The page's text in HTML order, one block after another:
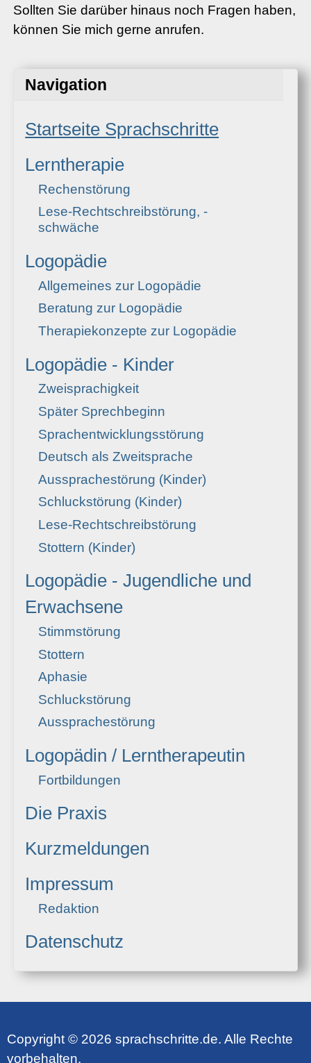
Navigation
Startseite Sprachschritte
Lerntherapie
Rechenstörung
Lese-Rechtschreibstörung, -
schwäche
Logopädie
Allgemeines zur Logopädie
Beratung zur Logopädie
Therapiekonzepte zur Logopädie
Logopädie - Kinder
Zweisprachigkeit
Später Sprechbeginn
Sprachentwicklungsstörung
Deutsch als Zweitsprache
Aussprachestörung (Kinder)
Schluckstörung (Kinder)
Lese-Rechtschreibstörung
Stottern (Kinder)
Logopädie - Jugendliche und
Erwachsene
Stimmstörung
Stottern
Aphasie
Schluckstörung
Aussprachestörung
Logopädin / Lerntherapeutin
Fortbildungen
Die Praxis
Kurzmeldungen
Impressum
Redaktion
Datenschutz
Sollten Sie darüber hinaus noch Fragen haben,
können Sie mich gerne anrufen.
Copyright © 2026 sprachschritte.de. Alle Rechte
vorbehalten.